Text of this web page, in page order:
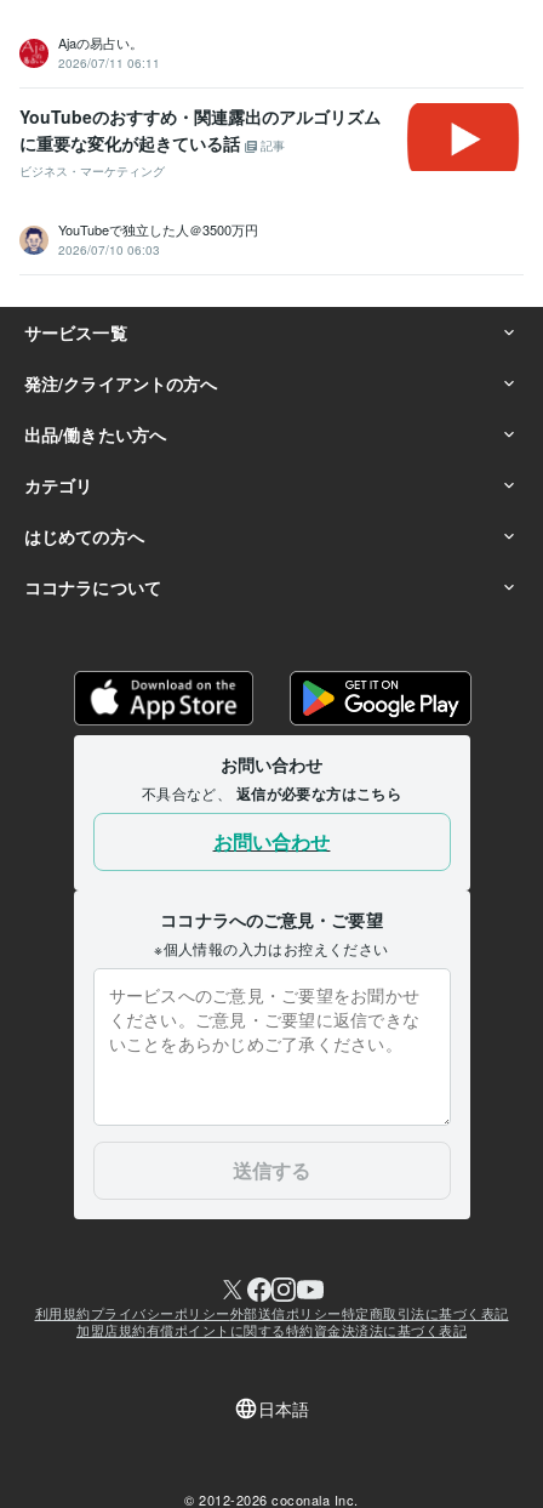
Ajaの易占い。
2026/07/11 06:11
YouTubeのおすすめ・関連露出のアルゴリズム
に重要な変化が起きている話
記事
ビジネス・マーケティング
YouTubeで独立した人＠3500万円
2026/07/10 06:03